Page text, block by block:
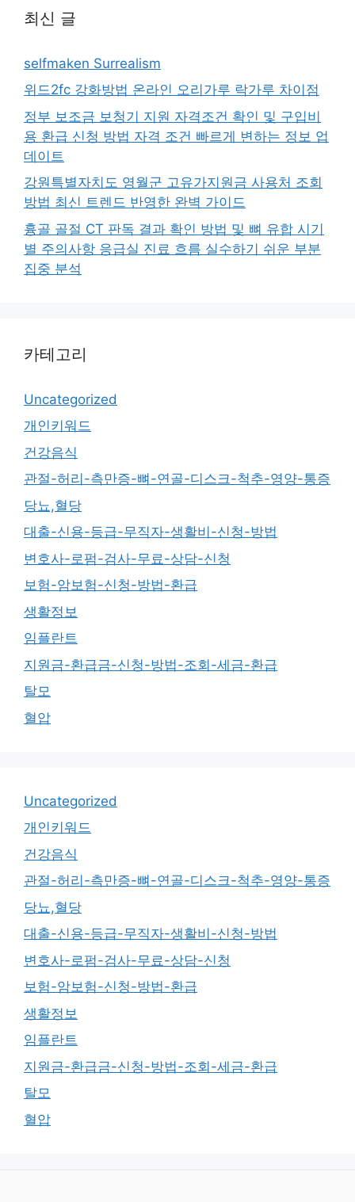
최신 글
selfmaken Surrealism
위드2fc 강화방법 온라인 오리가루 락가루 차이점
정부 보조금 보청기 지원 자격조건 확인 및 구입비
용 환급 신청 방법 자격 조건 빠르게 변하는 정보 업
데이트
강원특별자치도 영월군 고유가지원금 사용처 조회
방법 최신 트렌드 반영한 완벽 가이드
흉골 골절 CT 판독 결과 확인 방법 및 뼈 유합 시기
별 주의사항 응급실 진료 흐름 실수하기 쉬운 부분
집중 분석
카테고리
Uncategorized
개인키워드
건강음식
관절-허리-측만증-뼈-연골-디스크-척추-영양-통증
당뇨,혈당
대출-신용-등급-무직자-생활비-신청-방법
변호사-로펌-검사-무료-상담-신청
보험-암보험-신청-방법-환급
생활정보
임플란트
지원금-환급금-신청-방법-조회-세금-환급
탈모
혈압
Uncategorized
개인키워드
건강음식
관절-허리-측만증-뼈-연골-디스크-척추-영양-통증
당뇨,혈당
대출-신용-등급-무직자-생활비-신청-방법
변호사-로펌-검사-무료-상담-신청
보험-암보험-신청-방법-환급
생활정보
임플란트
지원금-환급금-신청-방법-조회-세금-환급
탈모
혈압